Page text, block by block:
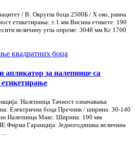
/ В: Округла боца 2500Б / Х око, равна
етикетирања: ± 1 мм Висина етикете: 190
величину угла опреме: 3048 мм Кс 1700
апликатор за налепнице са
Налепница Тачност означавања
Електрична боца Пречник / ширина: 30-140
Налепница Макс. Ширина: 190 мм
Фирма Гаранција: Једногодишња величина